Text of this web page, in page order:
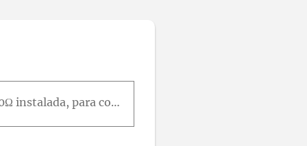
Um galvanômetro com resistência de 25,00Ω possui uma resistência shunt de 1,0Ω instalada, para convertê-lo em um amperímetro. O instrumento é então usado para medir a corrente em um circuito que consi